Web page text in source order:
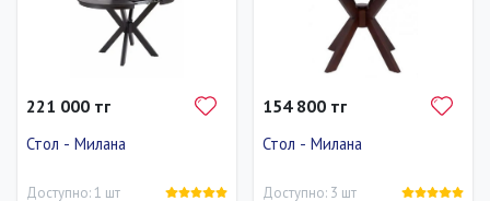
221 000 тг
Стол - Милана
Доступно: 1 шт
154 800 тг
Стол - Милана
Доступно: 3 шт